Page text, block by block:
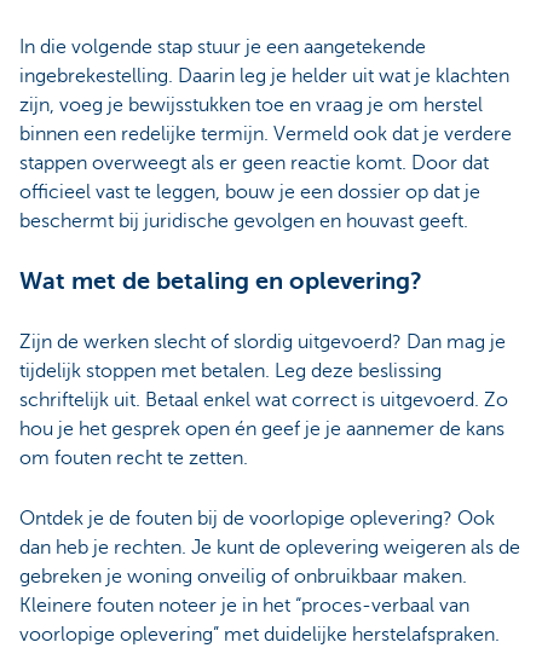
In die volgende stap stuur je een aangetekende
ingebrekestelling. Daarin leg je helder uit wat je klachten
zijn, voeg je bewijsstukken toe en vraag je om herstel
binnen een redelijke termijn. Vermeld ook dat je verdere
stappen overweegt als er geen reactie komt. Door dat
officieel vast te leggen, bouw je een dossier op dat je
beschermt bij juridische gevolgen en houvast geeft.
Wat met de betaling en oplevering?
Zijn de werken slecht of slordig uitgevoerd? Dan mag je
tijdelijk stoppen met betalen. Leg deze beslissing
schriftelijk uit. Betaal enkel wat correct is uitgevoerd. Zo
hou je het gesprek open én geef je je aannemer de kans
om fouten recht te zetten.
Ontdek je de fouten bij de voorlopige oplevering? Ook
dan heb je rechten. Je kunt de oplevering weigeren als de
gebreken je woning onveilig of onbruikbaar maken.
Kleinere fouten noteer je in het “proces-verbaal van
voorlopige oplevering” met duidelijke herstelafspraken.